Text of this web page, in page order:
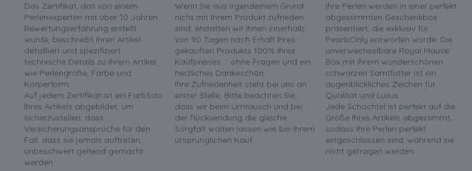
Das Zertifikat, das von einem
Perlenexperten mit über 10 Jahren
Bewertungserfahrung erstellt
wurde, beschreibt Ihren Artikel
detailliert und spezifiziert
technische Details zu Ihrem Artikel,
wie Perlengröße, Farbe und
Körperform.
Auf jedem Zertifikat ist ein Farbfoto
Ihres Artikels abgebildet, um
sicherzustellen, dass
Versicherungsansprüche für den
Fall, dass sie jemals auftreten,
unbeschwert geltend gemacht
werden.
Wenn Sie aus irgendeinem Grund
nicht mit Ihrem Produkt zufrieden
sind, erstatten wir Ihnen innerhalb
von 90 Tagen nach Erhalt Ihres
gekauften Produkts 100% Ihres
Kaufpreises ... ohne Fragen und ein
herzliches Dankeschön.
Ihre Zufriedenheit steht bei uns an
erster Stelle. Bitte beachten Sie,
dass wir beim Umtausch und bei
der Rücksendung die gleiche
Sorgfalt walten lassen wie bei Ihrem
ursprünglichen Kauf.
Ihre Perlen werden in einer perfekt
abgestimmten Geschenkbox
präsentiert, die exklusiv für
PearlsOnly entworfen wurde. Die
unverwechselbare Royal Mauve
Box mit ihrem wunderschönen
schwarzen Samtfutter ist ein
augenblickliches Zeichen für
Qualität und Luxus.
Jede Schachtel ist perfekt auf die
Größe Ihres Artikels abgestimmt,
sodass Ihre Perlen perfekt
eingeschlossen sind, während sie
nicht getragen werden.